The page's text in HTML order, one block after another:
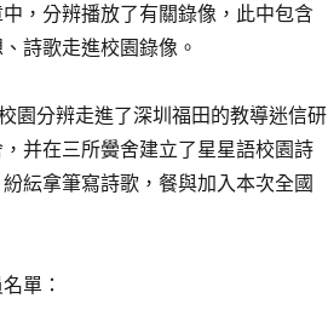
，分辨播放了有關錄像，此中包含
詩歌走進校園錄像。
園分辨走進了深圳福田的教導迷信研
并在三所黌舍建立了星星語校園詩
紜拿筆寫詩歌，餐與加入本次全國
單：